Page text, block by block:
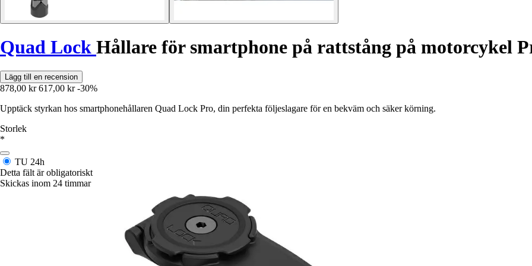
Quad Lock Hållare för smartphone på rattstång på motorcykel
Lägg till en recension
878,00 kr 617,00 kr -30%
Upptäck styrkan hos smartphonehållaren Quad Lock Pro, din perfekta följeslagare för en bekväm och säker körning.
Storlek
*
TU 24h
Detta fält är obligatoriskt
Skickas inom 24 timmar